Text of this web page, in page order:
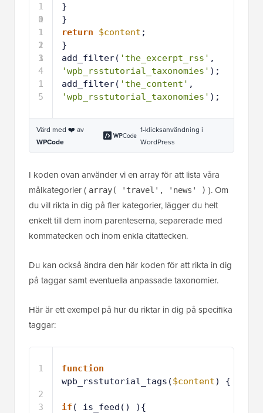
1
0
1
1
1
2
1
3
1
4
1
5
}
}
return
$content ;
}
add_filter( 'the_excerpt_rss'
'wpb_rsstutorial_taxonomies' );
add_filter( 'the_content'
'wpb_rsstutorial_taxonomies' );
Värd med ❤️ av
WPCode
1-klicksanvändning i
WordPress
I koden ovan använder vi en array för att lista våra
målkategorier ( array( 'travel', 'news' ) ). Om
du vill rikta in dig på fler kategorier, lägger du helt
enkelt till dem inom parenteserna, separerade med
kommatecken och inom enkla citattecken.
Du kan också ändra den här koden för att rikta in dig
på taggar samt eventuella anpassade taxonomier.
Här är ett exempel på hur du riktar in dig på specifika
taggar:
1
2
3
function
wpb_rsstutorial_tags($content) {
if ( is_feed() ){